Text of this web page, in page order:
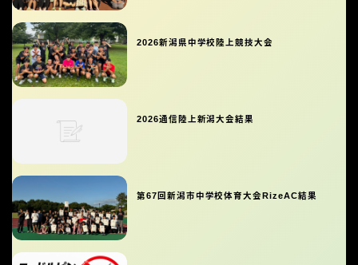
2026新潟県中学校陸上競技大会
2026通信陸上新潟大会結果
第67回新潟市中学校体育大会RizeAC結果